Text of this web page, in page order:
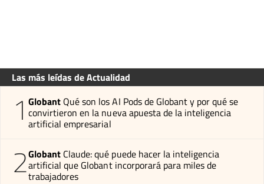
Las más leídas de Actualidad
1 Globant Qué son los AI Pods de Globant y por qué se
convirtieron en la nueva apuesta de la inteligencia
artificial empresarial
2Globant Claude: qué puede hacer la inteligencia
artificial que Globant incorporará para miles de
trabajadores